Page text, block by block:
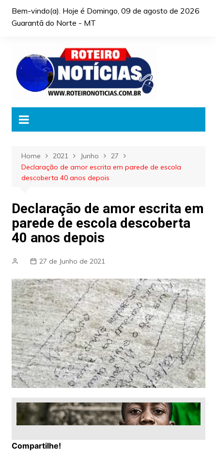
Bem-vindo(a). Hoje é Domingo, 09 de agosto de 2026
Guarantã do Norte - MT
Home 2021 Junho
27
Declaração de amor escrita em parede de escola
descoberta 40 anos depois
Declaração de amor escrita em
parede de escola descoberta
40 anos depois
27 de Junho de 2021
Compartilhe!